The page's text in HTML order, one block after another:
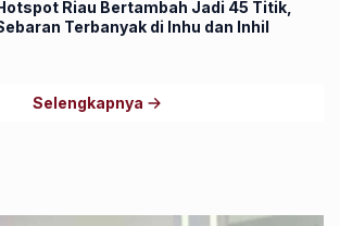
Riau Bertambah Jadi 45 Titik,
Terbanyak di Inhu dan Inhil
Selengkapnya